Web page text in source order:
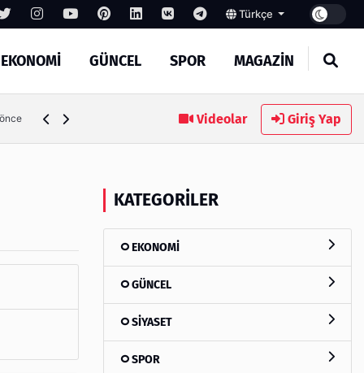
Türkçe
EKONOMİ GÜNCEL SPOR MAGAZİN
Videolar Giriş Yap
KATEGORILER
EKONOMİ
GÜNCEL
SİYASET
SPOR